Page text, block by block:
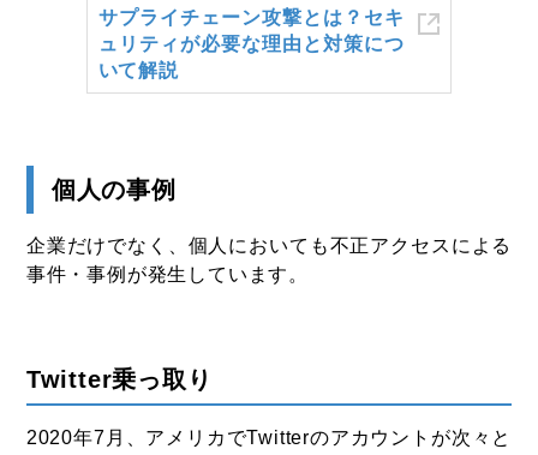
サプライチェーン攻撃とは？セキ
ュリティが必要な理由と対策につ
いて解説
個人の事例
企業だけでなく、個人においても不正アクセスによる
事件・事例が発生しています。
Twitter乗っ取り
2020年7月、アメリカでTwitterのアカウントが次々と